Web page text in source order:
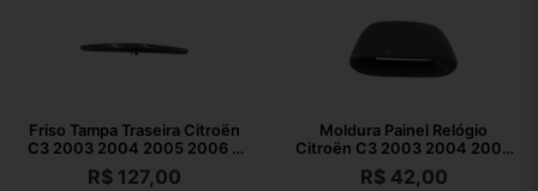
Friso Tampa Traseira Citroën
C3 2003 2004 2005 2006 A
2011
R$ 127,00
Moldura Painel Relógio
Citroën C3 2003 2004 2005
2006 A 2011
R$42,00